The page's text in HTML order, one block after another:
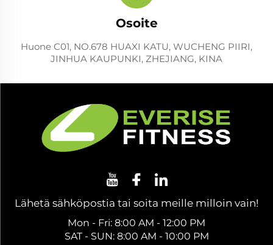
Osoite
Huone C01, NO.678 HUAXI KATU, WUCHENG PIIRI,
JINHUA KAUPUNKI, ZHEJIANG, KINA
Lähetä sähköpostia tai soita meille milloin vain!
Mon - Fri: 8:00 AM - 12:00 PM
SAT - SUN: 8:00 AM - 10:00 PM